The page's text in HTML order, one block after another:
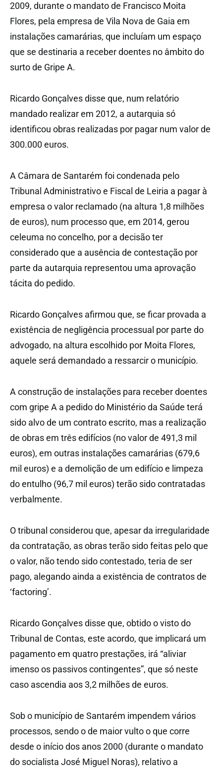
2009, durante o mandato de Francisco Moita
Flores, pela empresa de Vila Nova de Gaia em
instalações camarárias, que incluíam um espaço
que se destinaria a receber doentes no âmbito do
surto de Gripe A.
Ricardo Gonçalves disse que, num relatório
mandado realizar em 2012, a autarquia só
identificou obras realizadas por pagar num valor de
300.000 euros.
A Câmara de Santarém foi condenada pelo
Tribunal Administrativo e Fiscal de Leiria a pagar à
empresa o valor reclamado (na altura 1,8 milhões
de euros), num processo que, em 2014, gerou
celeuma no concelho, por a decisão ter
considerado que a ausência de contestação por
parte da autarquia representou uma aprovação
tácita do pedido.
Ricardo Gonçalves afirmou que, se ficar provada a
existência de negligência processual por parte do
advogado, na altura escolhido por Moita Flores,
aquele será demandado a ressarcir o município.
A construção de instalações para receber doentes
com gripe A a pedido do Ministério da Saúde terá
sido alvo de um contrato escrito, mas a realização
de obras em três edifícios (no valor de 491,3 mil
euros), em outras instalações camarárias (679,6
mil euros) e a demolição de um edifício e limpeza
do entulho (96,7 mil euros) terão sido contratadas
verbalmente.
O tribunal considerou que, apesar da irregularidade
da contratação, as obras terão sido feitas pelo que
o valor, não tendo sido contestado, teria de ser
pago, alegando ainda a existência de contratos de
‘factoring’.
Ricardo Gonçalves disse que, obtido o visto do
Tribunal de Contas, este acordo, que implicará um
pagamento em quatro prestações, irá “aliviar
imenso os passivos contingentes”, que só neste
caso ascendia aos 3,2 milhões de euros.
Sob o município de Santarém impendem vários
processos, sendo o de maior vulto o que corre
desde o início dos anos 2000 (durante o mandato
do socialista José Miguel Noras), relativo a